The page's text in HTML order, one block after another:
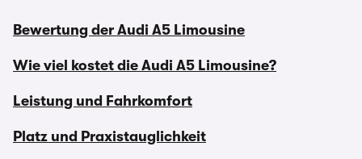
Bewertung der Audi A5 Limousine
Wie viel kostet die Audi A5 Limousine?
Leistung und Fahrkomfort
Platz und Praxistauglichkeit